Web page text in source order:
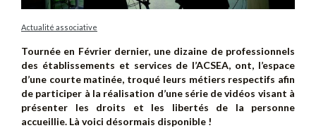
Actualité associative
Tournée en Février dernier, une dizaine de professionnels
des établissements et services de l’ACSEA, ont, l’espace
d’une courte matinée, troqué leurs métiers respectifs afin
de participer à la réalisation d’une série de vidéos visant à
présenter les droits et les libertés de la personne
accueillie. Là voici désormais disponible !